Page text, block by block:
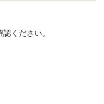
ください。